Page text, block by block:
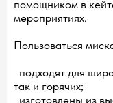
помощником в
мероприятиях.
Пользоваться
подходят для
так и горячих;
изготовлены из